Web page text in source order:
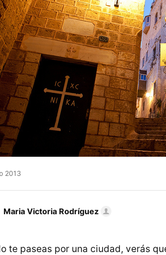
2013
Maria Victoria Rodríguez
te paseas por una ciudad, verás